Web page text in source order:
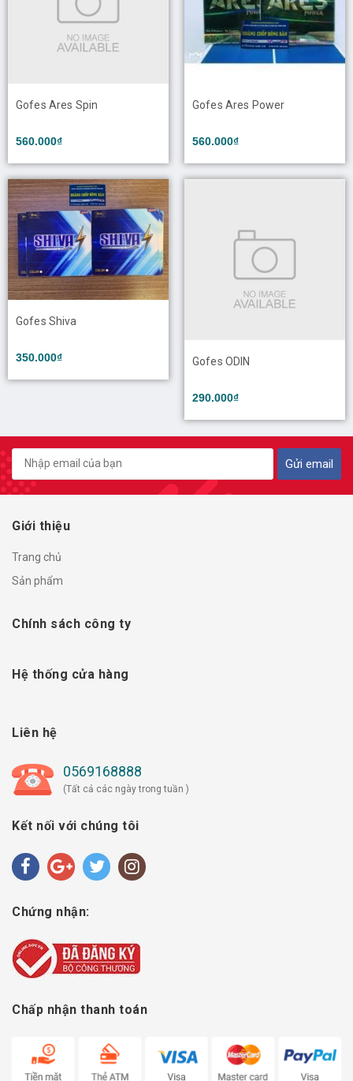
Gofes Ares Spin
560.000₫
Gofes Ares Power
560.000₫
Gofes Shiva
350.000₫ Gofes ODIN
290.000₫
Gửi email
Giới thiệu
Trang chủ
Sản phẩm
Chính sách công ty
Hệ thống cửa hàng
Liên hệ
0569168888
(Tất cả các ngày trong tuần )
Kết nối với chúng tôi
Chứng nhận:
Chấp nhận thanh toán